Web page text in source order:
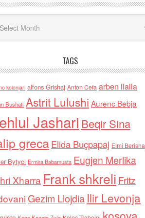
TAGS
kolonjari alfons Grishaj Anton Cefa arben llalla
Bushati Astrit Lulushi Aurenc Bebja
Jashari Beqir Sina
grecaElida Buçpapaj Elmi Berisha
Bytyci Ermira Babamusta Eugjen Merlika
Xharra Frank shkreli Fritz
Gezim Llojdia Ilir Levonja